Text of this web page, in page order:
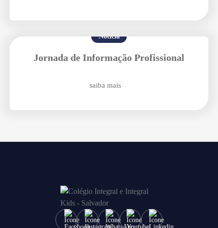
Notícia
Jornada de Informação Profissional
saiba mais